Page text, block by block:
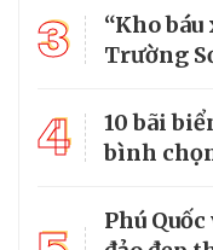
3
“Kho
Trường
4
10 bãi
bình
Phú